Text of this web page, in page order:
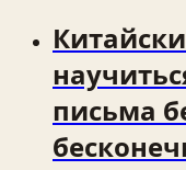
письма